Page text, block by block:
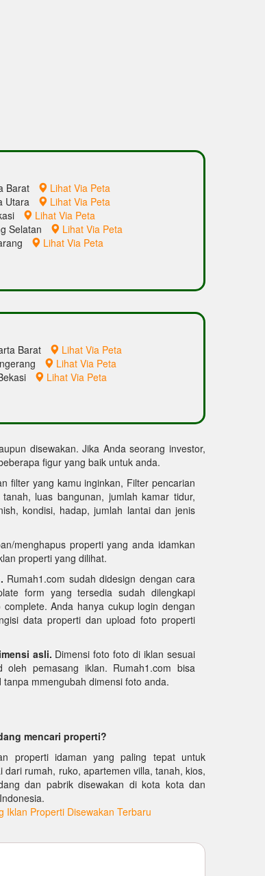
Barat
Lihat Via Peta
Utara
Lihat Via Peta
Lihat Via Peta
Selatan
Lihat Via Peta
Lihat Via Peta
Barat
Lihat Via Peta
Lihat Via Peta
Lihat Via Peta
disewakan. Jika Anda seorang investor,
figur yang baik untuk anda.
filter yang kamu inginkan, Filter pencarian
luas bangunan, jumlah kamar tidur,
kondisi, hadap, jumlah lantai dan jenis
menghapus properti yang anda idamkan
properti yang dilihat.
Rumah1.com sudah didesign dengan cara
form yang tersedia sudah dilengkapi
Anda hanya cukup login dengan
data properti dan upload foto properti
asli. Dimensi foto foto di iklan sesuai
pemasang iklan. Rumah1.com bisa
mmengubah dimensi foto anda.
mencari properti?
properti idaman yang paling tepat untuk
dari rumah, ruko, apartemen villa, tanah, kios,
dan pabrik disewakan di kota kota dan
Iklan Properti Disewakan Terbaru